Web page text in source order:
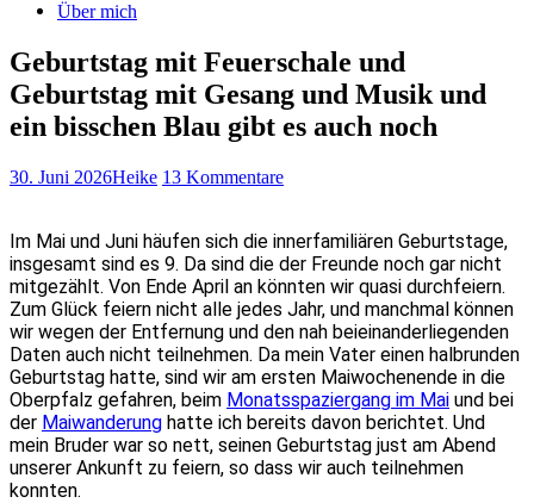
Über mich
Geburtstag mit Feuerschale und
Geburtstag mit Gesang und Musik und
ein bisschen Blau gibt es auch noch
30. Juni 2026Heike 13 Kommentare
Im Mai und Juni häufen sich die innerfamiliären Geburtstage,
insgesamt sind es 9. Da sind die der Freunde noch gar nicht
mitgezählt. Von Ende April an könnten wir quasi durchfeiern.
Zum Glück feiern nicht alle jedes Jahr, und manchmal können
wir wegen der Entfernung und den nah beieinanderliegenden
Daten auch nicht teilnehmen. Da mein Vater einen halbrunden
Geburtstag hatte, sind wir am ersten Maiwochenende in die
Oberpfalz gefahren, beim Monatsspaziergang im Mai und bei
der Maiwanderung hatte ich bereits davon berichtet. Und
mein Bruder war so nett, seinen Geburtstag just am Abend
unserer Ankunft zu feiern, so dass wir auch teilnehmen
konnten.